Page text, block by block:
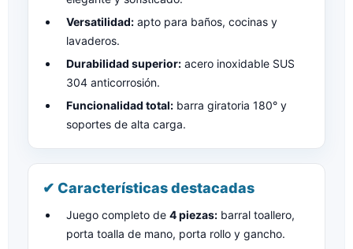
Versatilidad: apto para baños, cocinas y
lavaderos.
Durabilidad superior: acero inoxidable SUS
304 anticorrosión.
Funcionalidad total: barra giratoria 180° y
soportes de alta carga.
✔ Características destacadas
Juego completo de 4 piezas: barral toallero,
porta toalla de mano, porta rollo y gancho.